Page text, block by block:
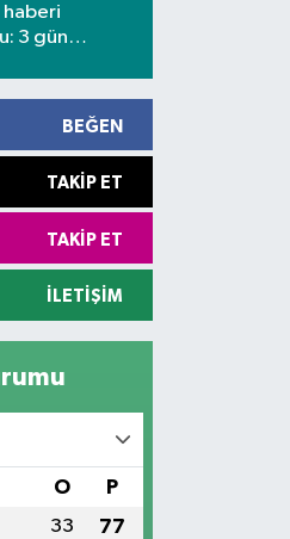
3 gün
BEĞEN
TAKIP ET
TAKIP ET
İLETIŞIM
O P
33 77